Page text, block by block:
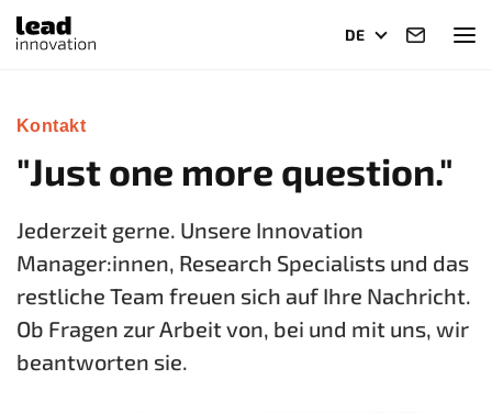
DE
Kontakt
"Just one more question."
Jederzeit gerne. Unsere Innovation
Manager:innen, Research Specialists und das
restliche Team freuen sich auf Ihre Nachricht.
Ob Fragen zur Arbeit von, bei und mit uns, wir
beantworten sie.